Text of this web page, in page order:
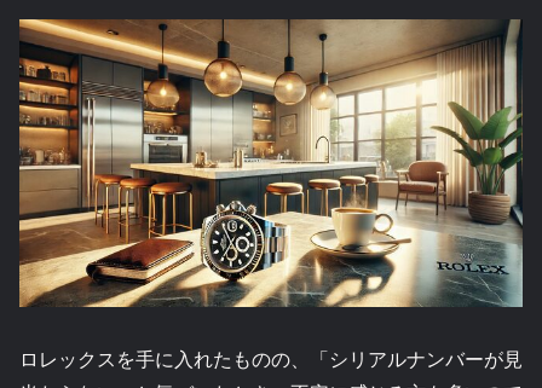
ロレックスを手に入れたものの、「シリアルナンバーが見